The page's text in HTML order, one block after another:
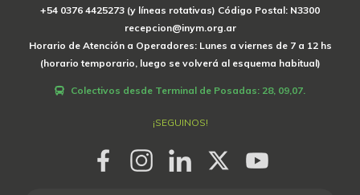
+54 0376 4425273 (y líneas rotativas) Código Postal: N3300
recepcion@inym.org.ar
Horario de Atención a Operadores: Lunes a viernes de 7 a 12 hs
(horario temporario, luego se volverá al esquema habitual)
Colectivos desde Terminal de Posadas: 28, 09,07.
¡SEGUINOS!